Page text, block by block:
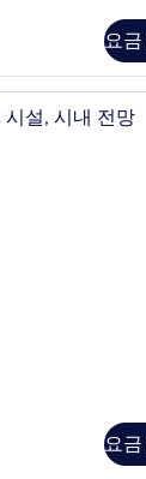
요
침구, 오리/거위털 이
설, 시내 전망
요